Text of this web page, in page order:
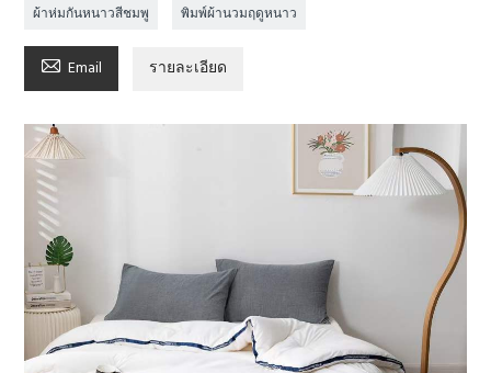
ผ้าห่มกันหนาวสีชมพู พิมพ์ผ้านวมฤดูหนาว
 Email รายละเอียด